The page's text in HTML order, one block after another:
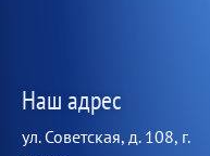
Наш адрес
ул. Советская, д. 108, г.